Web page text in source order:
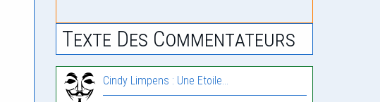
Texte Des Commentateurs
Cindy Limpens : Une Etoile…